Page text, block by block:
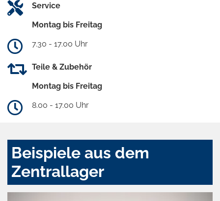
Service
Montag bis Freitag
7.30 - 17.00 Uhr
Teile & Zubehör
Montag bis Freitag
8.00 - 17.00 Uhr
Beispiele aus dem
Zentrallager